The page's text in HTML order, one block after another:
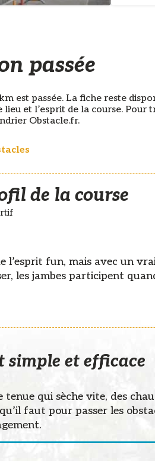
passée
est passée. La fiche reste
et l’esprit de la course. Pour
Obstacle.fr.
de la course
l’esprit fun, mais avec un
les jambes participent
simple et efficace
tenue qui sèche vite, des
faut pour passer les